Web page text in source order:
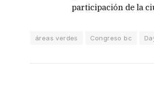
participación de la
áreas verdes Congreso bc